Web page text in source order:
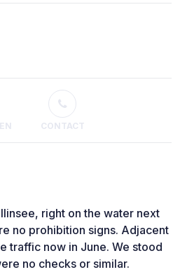
CONTACT
right on the water next
no prohibition signs. Adjacent
traffic now in June. We stood
no checks or similar.